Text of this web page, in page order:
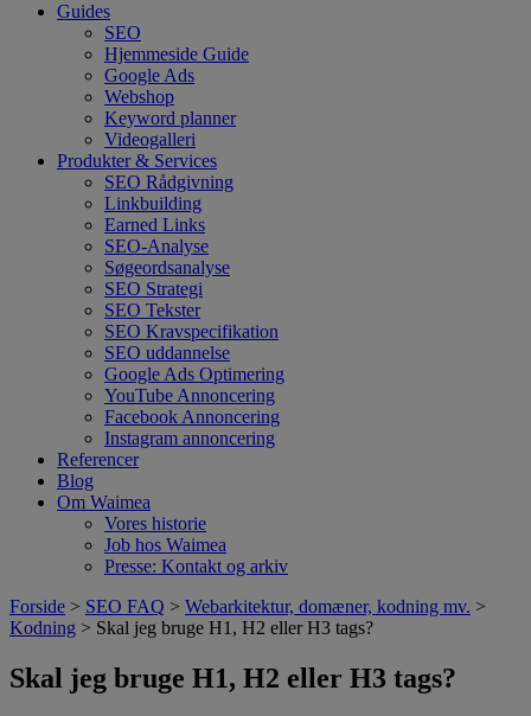
Guides
SEO
Hjemmeside Guide
Google Ads
Webshop
Keyword planner
Videogalleri
Produkter & Services
SEO Rådgivning
Linkbuilding
Earned Links
SEO-Analyse
Søgeordsanalyse
SEO Strategi
SEO Tekster
SEO Kravspecifikation
SEO uddannelse
Google Ads Optimering
YouTube Annoncering
Facebook Annoncering
Instagram annoncering
Referencer
Blog
Om Waimea
Vores historie
Job hos Waimea
Presse: Kontakt og arkiv
Forside > SEO FAQ > Webarkitektur, domæner, kodning mv. >
Kodning > Skal jeg bruge H1, H2 eller H3 tags?
Skal jeg bruge H1, H2 eller H3 tags?